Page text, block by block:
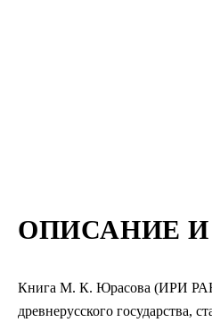
ОПИСАНИЕ
Книга М. К. Юрасова (ИРИ РАН)
древнерусского государства,